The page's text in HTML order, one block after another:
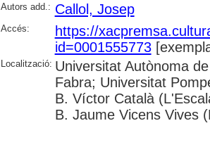
Autors add.: Callol, Josep
Accés:
https://
id=0001555773
Localització: Universitat Autònoma
Fabra; Universitat
B. Víctor Català
B. Jaume Vicens Vives